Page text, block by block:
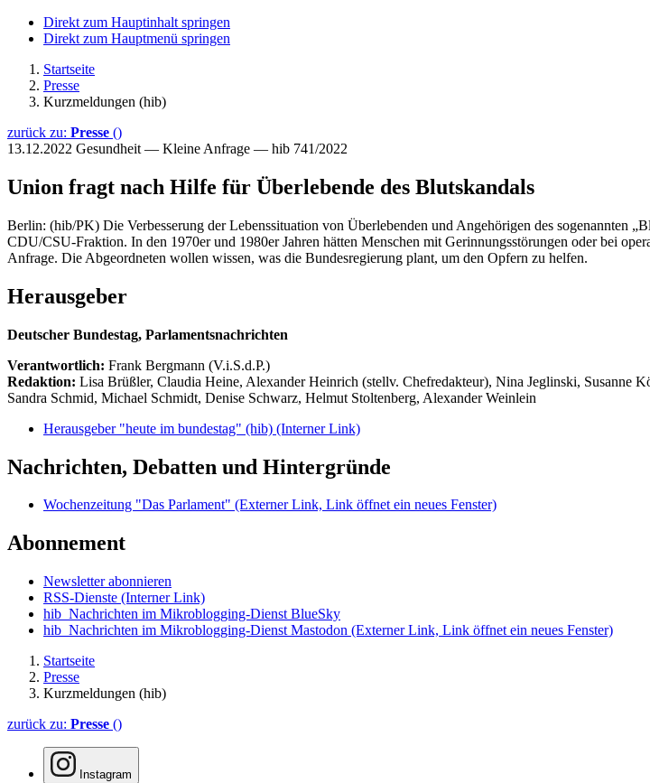
Direkt zum Hauptinhalt springen
Direkt zum Hauptmenü springen
Startseite
Presse
Kurzmeldungen (hib)
zurück zu: Presse ()
13.12.2022 Gesundheit — Kleine Anfrage — hib 741/2022
Union fragt nach Hilfe für Überlebende des Blutskandals
Berlin: (hib/PK) Die Verbesserung der Lebenssituation von Überlebenden und Angehörigen des sogenannten
CDU/CSU-Fraktion. In den 1970er und 1980er Jahren hätten Menschen mit Gerinnungsstörungen oder bei
Anfrage. Die Abgeordneten wollen wissen, was die Bundesregierung plant, um den Opfern zu helfen.
Herausgeber
Deutscher Bundestag, Parlamentsnachrichten
Verantwortlich: Frank Bergmann (V.i.S.d.P.)
Redaktion: Lisa Brüßler, Claudia Heine, Alexander Heinrich (stellv. Chefredakteur), Nina Jeglinski, Susanne
Sandra Schmid, Michael Schmidt, Denise Schwarz, Helmut Stoltenberg, Alexander Weinlein
Herausgeber "heute im bundestag" (hib) (Interner Link)
Nachrichten, Debatten und Hintergründe
Wochenzeitung "Das Parlament" (Externer Link, Link öffnet ein neues Fenster)
Abonnement
Newsletter abonnieren
RSS-Dienste (Interner Link)
hib_Nachrichten im Mikroblogging-Dienst BlueSky
hib_Nachrichten im Mikroblogging-Dienst Mastodon (Externer Link, Link öffnet ein neues Fenster)
Startseite
Presse
Kurzmeldungen (hib)
zurück zu: Presse ()
Instagram